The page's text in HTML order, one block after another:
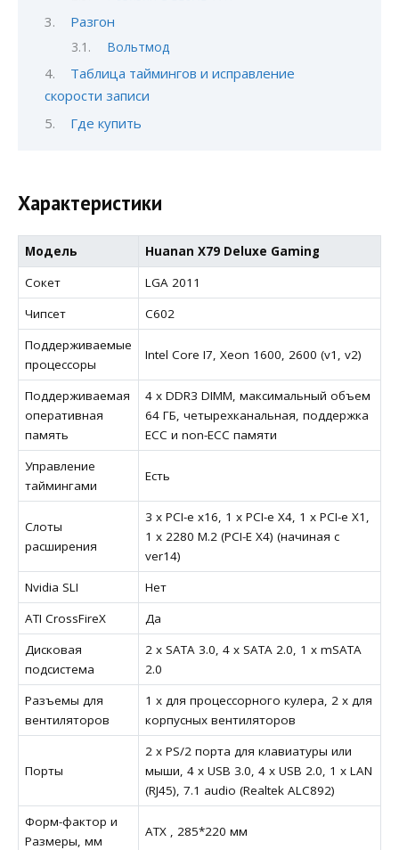
Разгон
Вольтмод
Таблица таймингов и исправление
скорости записи
Где купить
Характеристики
Модель
Huanan X79 Deluxe Gaming
Сокет
LGA 2011
Чипсет
С602
Поддерживаемые
процессоры
Intel Core I7, Xeon 1600, 2600 (v1, v2)
Поддерживаемая
оперативная
память
4 х DDR3 DIMM, максимальный объем
64 ГБ, четырехканальная, поддержка
ECC и non-ECC памяти
Управление
таймингами
Есть
Слоты
расширения
3 x PCI-e x16, 1 x PCI-e X4, 1 x PCI-e X1,
1 x 2280 M.2 (PCI-E X4) (начиная с
ver14)
Nvidia SLI
Нет
ATI CrossFireX
Да
Дисковая
подсистема
2 x SATA 3.0, 4 x SATA 2.0, 1 x mSATA
2.0
Разъемы для
вентиляторов
1 x для процессорного кулера, 2 x для
корпусных вентиляторов
Порты
2 x PS/2 порта для клавиатуры или
мыши, 4 x USB 3.0, 4 x USB 2.0, 1 x LAN
(RJ45), 7.1 audio (Realtek ALC892)
Форм-фактор и
Размеры, мм
ATX , 285*220 мм